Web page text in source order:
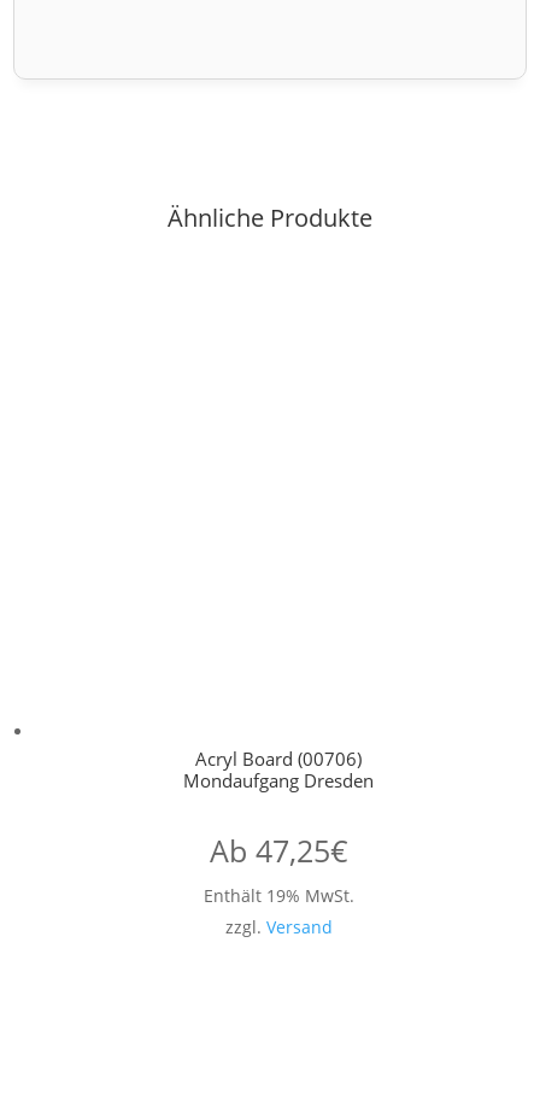
Ähnliche Produkte
Acryl Board (00706)
Mondaufgang Dresden
Ab 47,25€
Enthält 19% MwSt.
zzgl. Versand